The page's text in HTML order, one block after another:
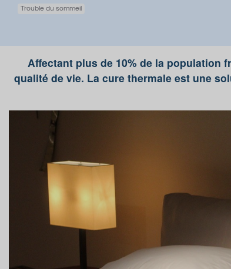
Trouble du sommeil
Affectant plus de 10% de la population
qualité de vie. La cure thermale est une